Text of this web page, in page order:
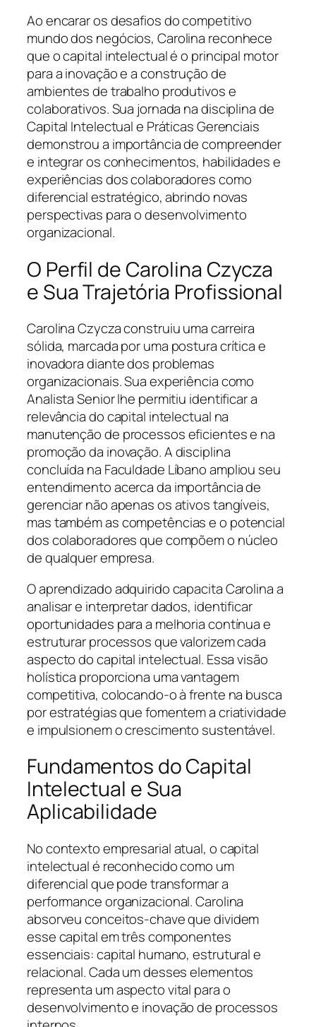
Ao encarar os desafios do competitivo
mundo dos negócios, Carolina reconhece
que o capital intelectual é o principal motor
para a inovação e a construção de
ambientes de trabalho produtivos e
colaborativos. Sua jornada na disciplina de
Capital Intelectual e Práticas Gerenciais
demonstrou a importância de compreender
e integrar os conhecimentos, habilidades e
experiências dos colaboradores como
diferencial estratégico, abrindo novas
perspectivas para o desenvolvimento
organizacional.
O Perfil de Carolina Czycza
e Sua Trajetória Profissional
Carolina Czycza construiu uma carreira
sólida, marcada por uma postura crítica e
inovadora diante dos problemas
organizacionais. Sua experiência como
Analista Senior lhe permitiu identificar a
relevância do capital intelectual na
manutenção de processos eficientes e na
promoção da inovação. A disciplina
concluída na Faculdade Líbano ampliou seu
entendimento acerca da importância de
gerenciar não apenas os ativos tangíveis,
mas também as competências e o potencial
dos colaboradores que compõem o núcleo
de qualquer empresa.
O aprendizado adquirido capacita Carolina a
analisar e interpretar dados, identificar
oportunidades para a melhoria contínua e
estruturar processos que valorizem cada
aspecto do capital intelectual. Essa visão
holística proporciona uma vantagem
competitiva, colocando-o à frente na busca
por estratégias que fomentem a criatividade
e impulsionem o crescimento sustentável.
Fundamentos do Capital
Intelectual e Sua
Aplicabilidade
No contexto empresarial atual, o capital
intelectual é reconhecido como um
diferencial que pode transformar a
performance organizacional. Carolina
absorveu conceitos-chave que dividem
esse capital em três componentes
essenciais: capital humano, estrutural e
relacional. Cada um desses elementos
representa um aspecto vital para o
desenvolvimento e inovação de processos